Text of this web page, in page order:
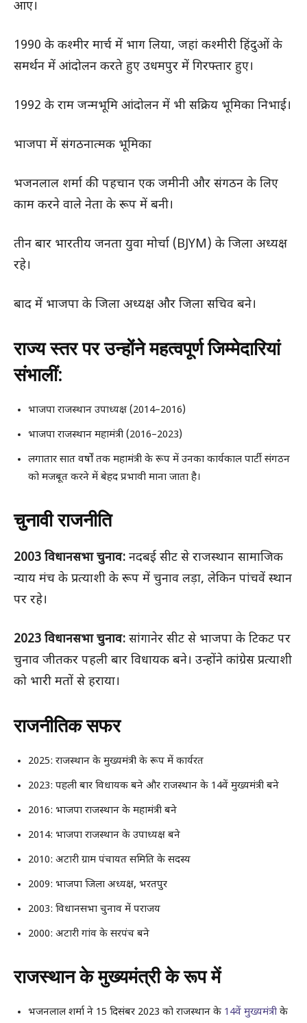
आए।
1990 के कश्मीर मार्च में भाग लिया, जहां कश्मीरी हिंदुओं के
समर्थन में आंदोलन करते हुए उधमपुर में गिरफ्तार हुए।
1992 के राम जन्मभूमि आंदोलन में भी सक्रिय भूमिका निभाई।
भाजपा में संगठनात्मक भूमिका
भजनलाल शर्मा की पहचान एक जमीनी और संगठन के लिए
काम करने वाले नेता के रूप में बनी।
तीन बार भारतीय जनता युवा मोर्चा (BJYM) के जिला अध्यक्ष
रहे।
बाद में भाजपा के जिला अध्यक्ष और जिला सचिव बने।
राज्य स्तर पर उन्होंने महत्वपूर्ण जिम्मेदारियां
संभालीं:
भाजपा राजस्थान उपाध्यक्ष (2014–2016)
भाजपा राजस्थान महामंत्री (2016–2023)
लगातार सात वर्षों तक महामंत्री के रूप में उनका कार्यकाल पार्टी संगठन
को मजबूत करने में बेहद प्रभावी माना जाता है।
चुनावी राजनीति
2003 विधानसभा चुनाव: नदबई सीट से राजस्थान सामाजिक
न्याय मंच के प्रत्याशी के रूप में चुनाव लड़ा, लेकिन पांचवें स्थान
पर रहे।
2023 विधानसभा चुनाव: सांगानेर सीट से भाजपा के टिकट पर
चुनाव जीतकर पहली बार विधायक बने। उन्होंने कांग्रेस प्रत्याशी
को भारी मतों से हराया।
राजनीतिक सफर
2025: राजस्थान के मुख्यमंत्री के रूप में कार्यरत
2023: पहली बार विधायक बने और राजस्थान के 14वें मुख्यमंत्री बने
2016: भाजपा राजस्थान के महामंत्री बने
2014: भाजपा राजस्थान के उपाध्यक्ष बने
2010: अटारी ग्राम पंचायत समिति के सदस्य
2009: भाजपा जिला अध्यक्ष, भरतपुर
2003: विधानसभा चुनाव में पराजय
2000: अटारी गांव के सरपंच बने
राजस्थान के मुख्यमंत्री के रूप में
भजनलाल शर्मा ने 15 दिसंबर 2023 को राजस्थान के 14वें मुख्यमंत्री के